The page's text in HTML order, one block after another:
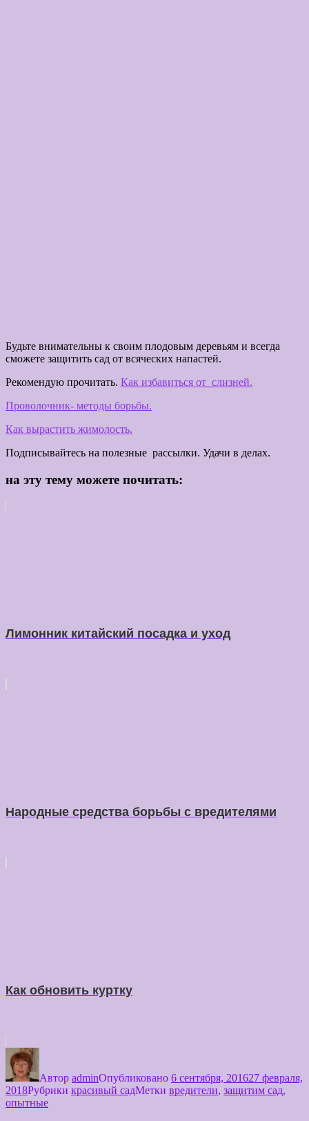
Будьте внимательны к своим плодовым деревьям и всегда
сможете защитить сад от всяческих напастей.
Рекомендую прочитать. Как избавиться от слизней.
Проволочник- методы борьбы.
Как вырастить жимолость.
Подписывайтесь на полезные рассылки. Удачи в делах.
на эту тему можете почитать:
Лимонник китайский посадка и уход
Народные средства борьбы с вредителями
Как обновить куртку
Автор adminОпубликовано 6 сентября, 201627 февраля,
2018Рубрики красивый садМетки вредители, защитим сад,
опытные